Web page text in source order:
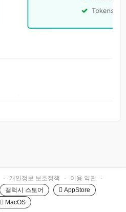
· 개인정보 보호정책 · 이용 약관
·
갤럭시 스토어
 AppStore
 MacOS